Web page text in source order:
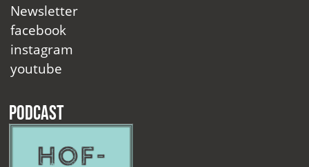
Newsletter
facebook
instagram
youtube
Podcast